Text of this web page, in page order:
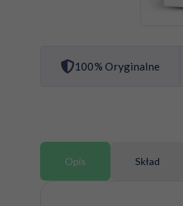
100% Oryginalne
Opis Skład